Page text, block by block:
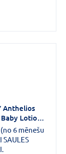
Anthelios
Lotion
6 mēnešu
SAULES